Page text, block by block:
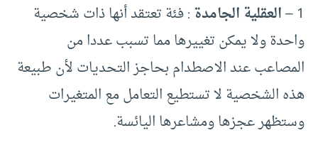
1 –
العقلية الجامدة: فئة تعتقد أنها ذات شخصية
واحدة ولا يمكن تغييرها مما تسبب عددا من
المصاعب عند الاصطدام بحاجز التحديات لأن طبيعة
هذه الشخصية لا تستطيع التعامل مع المتغيرات
وستظهر عجزها ومشاعرها اليائسة.